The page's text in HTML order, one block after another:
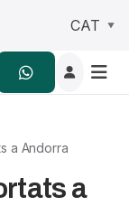
a Andorra
a